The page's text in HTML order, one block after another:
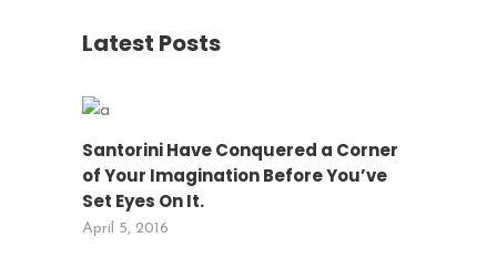
Latest Posts
Santorini Have Conquered a Corner
of Your Imagination Before You’ve
Set Eyes On It.
April 5, 2016